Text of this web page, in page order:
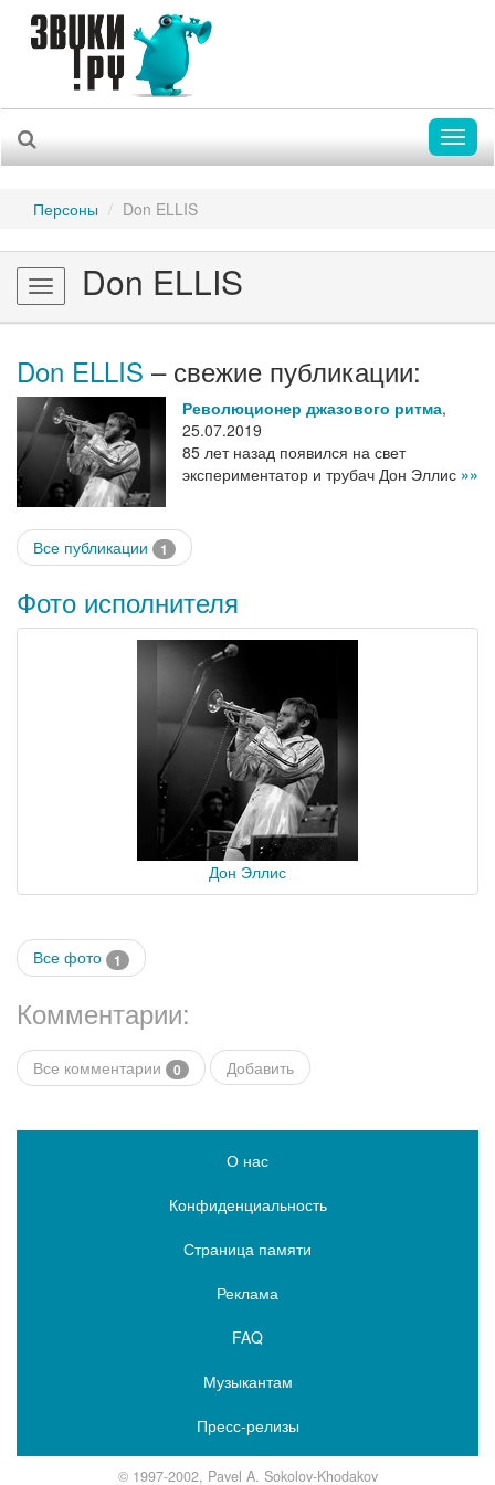
Персоны Don ELLIS
Toggle
navigation
Don ELLIS
Don ELLIS – свежие публикации:
Революционер джазового ритма,
25.07.2019
85 лет назад появился на свет
экспериментатор и трубач Дон Эллис »»
Все публикации 1
Фото исполнителя
Дон Эллис
Все фото 1
Комментарии:
Все комментарии 0 Добавить
О нас
Конфиденциальность
Страница памяти
Реклама
FAQ
Музыкантам
Пресс-релизы
© 1997-2002, Pavel A. Sokolov-Khodakov